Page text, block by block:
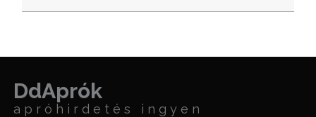
DdAprók
apróhirdetés ingyen